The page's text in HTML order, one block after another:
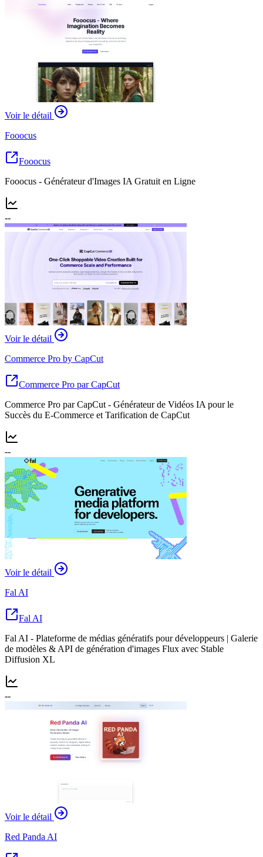
Voir le détail
Fooocus
Fooocus
Fooocus - Générateur d'Images IA Gratuit en Ligne
--
Voir le détail
Commerce Pro by CapCut
Commerce Pro par CapCut
Commerce Pro par CapCut - Générateur de Vidéos IA pour le
Succès du E-Commerce et Tarification de CapCut
--
Voir le détail
Fal AI
Fal AI
Fal AI - Plateforme de médias génératifs pour développeurs | Galerie
de modèles & API de génération d'images Flux avec Stable
Diffusion XL
--
Voir le détail
Red Panda AI